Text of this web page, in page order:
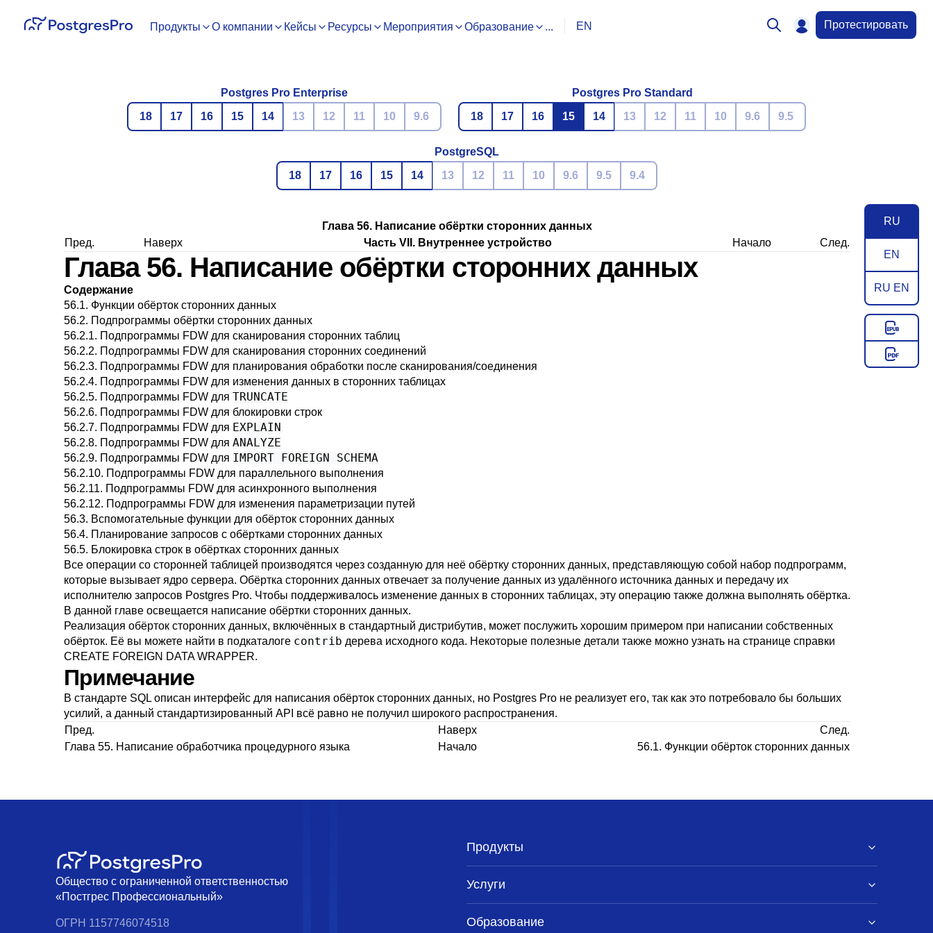
Продукты О компании Кейсы Ресурсы Мероприятия Образование ... EN Протестировать
Postgres Pro Enterprise
18
17 16 15 14 13 12 11 10 9.6
Postgres Pro Standard
18
17 16 15 14 13 12 11 10 9.6 9.5
PostgreSQL
18
17 16 15 14 13 12 11 10 9.6 9.5 9.4
RU
EN
RU EN
Глава 56. Написание обёртки сторонних данных
Пред.
Наверх Часть VII. Внутреннее устройство Начало След.
Глава 56. Написание обёртки сторонних данных
Содержание
56.1. Функции обёрток сторонних данных
56.2. Подпрограммы обёртки сторонних данных
56.2.1. Подпрограммы FDW для сканирования сторонних таблиц
56.2.2. Подпрограммы FDW для сканирования сторонних соединений
56.2.3. Подпрограммы FDW для планирования обработки после сканирования/соединения
56.2.4. Подпрограммы FDW для изменения данных в сторонних таблицах
56.2.5. Подпрограммы FDW для TRUNCATE
56.2.6. Подпрограммы FDW для блокировки строк
56.2.7. Подпрограммы FDW для EXPLAIN
56.2.8. Подпрограммы FDW для ANALYZE
56.2.9. Подпрограммы FDW для IMPORT FOREIGN SCHEMA
56.2.10. Подпрограммы FDW для параллельного выполнения
56.2.11. Подпрограммы FDW для асинхронного выполнения
56.2.12. Подпрограммы FDW для изменения параметризации путей
56.3. Вспомогательные функции для обёрток сторонних данных
56.4. Планирование запросов с обёртками сторонних данных
56.5. Блокировка строк в обёртках сторонних данных
Все операции со сторонней таблицей производятся через созданную для неё обёртку сторонних данных, представляющую собой набор подпрограмм,
которые вызывает ядро сервера. Обёртка сторонних данных отвечает за получение данных из удалённого источника данных и передачу их
исполнителю запросов Postgres Pro. Чтобы поддерживалось изменение данных в сторонних таблицах, эту операцию также должна выполнять обёртка.
В данной главе освещается написание обёртки сторонних данных.
Реализация обёрток сторонних данных, включённых в стандартный дистрибутив, может послужить хорошим примером при написании собственных
обёрток. Её вы можете найти в подкаталоге contrib дерева исходного кода. Некоторые полезные детали также можно узнать на странице справки
CREATE FOREIGN DATA WRAPPER.
Примечание
В стандарте SQL описан интерфейс для написания обёрток сторонних данных, но Postgres Pro не реализует его, так как это потребовало бы больших
усилий, а данный стандартизированный API всё равно не получил широкого распространения.
Пред.
Наверх
След.
Глава 55. Написание обработчика процедурного языка
Начало 56.1. Функции обёрток сторонних данных
Общество с ограниченной ответственностью
«Постгрес Профессиональный»
ОГРН 1157746074518
Продукты
Услуги
Образование